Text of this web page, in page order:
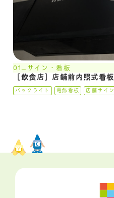
01_サイン・看板
［飲食店］店舗前内照式看板
バックライト 電飾看板 店舗サイン